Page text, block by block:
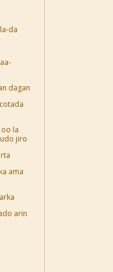
da
dagan
la
jiro
ama
arin